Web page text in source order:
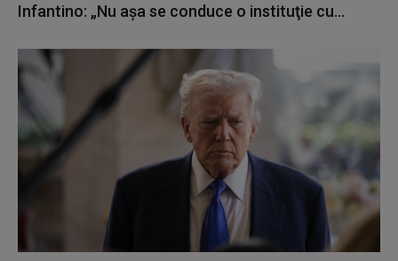
Infantino: „Nu aşa se conduce o instituţie cu...